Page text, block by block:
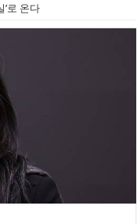
’로 온다